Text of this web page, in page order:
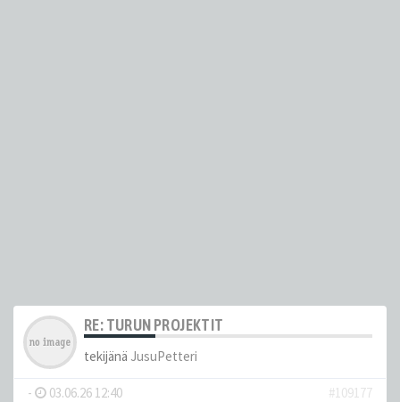
RE: TURUN PROJEKTIT
tekijänä JusuPetteri
- 03.06.26 12:40
#109177